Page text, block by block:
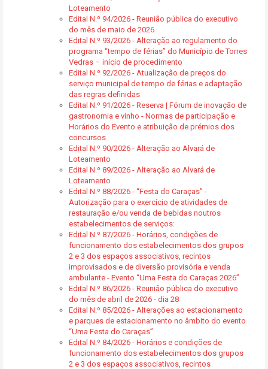
Loteamento
Edital N.º 94/2026 - Reunião pública do executivo
do mês de maio de 2026
Edital N.º 93/2026 - Alteração ao regulamento do
programa “tempo de férias” do Município de Torres
Vedras – início de procedimento
Edital N.º 92/2026 - Atualização de preços do
serviço municipal de tempo de férias e adaptação
das regras definidas
Edital N.º 91/2026 - Reserva | Fórum de inovação de
gastronomia e vinho - Normas de participação e
Horários do Evento e atribuição de prémios dos
concursos
Edital N.º 90/2026 - Alteração ao Alvará de
Loteamento
Edital N.º 89/2026 - Alteração ao Alvará de
Loteamento
Edital N.º 88/2026 - “Festa do Caraças” -
Autorização para o exercício de atividades de
restauração e/ou venda de bebidas noutros
estabelecimentos de serviços:
Edital N.º 87/2026 - Horários, condições de
funcionamento dos estabelecimentos dos grupos
2 e 3 dos espaços associativos, recintos
improvisados e de diversão provisória e venda
ambulante - Evento “Uma Festa do Caraças 2026”
Edital N.º 86/2026 - Reunião pública do executivo
do mês de abril de 2026 - dia 28
Edital N.º 85/2026 - Alterações ao estacionamento
e parques de estacionamento no âmbito do evento
“Uma Festa do Caraças”
Edital N.º 84/2026 - Horários e condições de
funcionamento dos estabelecimentos dos grupos
2 e 3 dos espaços associativos, recintos